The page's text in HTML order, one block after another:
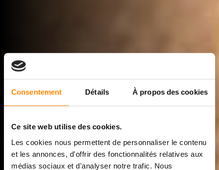
Consentement Détails À propos des cookies
Ce site web utilise des cookies.
Les cookies nous permettent de personnaliser le contenu
et les annonces, d'offrir des fonctionnalités relatives aux
médias sociaux et d'analyser notre trafic. Nous